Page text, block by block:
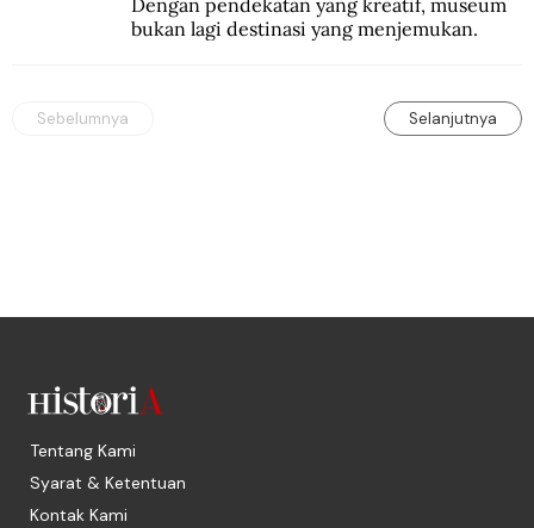
bukan lagi destinasi yang menjemukan.
Sebelumnya Selanjutnya
Tentang Kami
Syarat & Ketentuan
Kontak Kami